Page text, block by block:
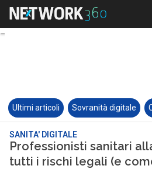
Ultimi articoli Sovranità digitale
SANITA' DIGITALE
Professionisti sanitari
tutti i rischi legali (e